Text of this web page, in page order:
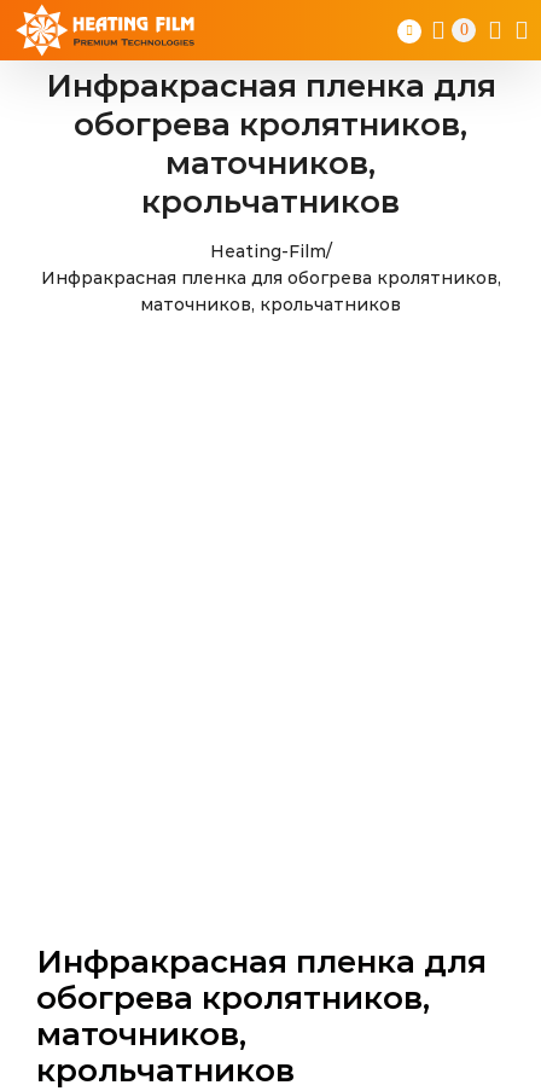
Skip
content
0
Инфракрасная пленка для
обогрева кролятников,
маточников,
крольчатников
Heating-Film/
Инфракрасная пленка для обогрева кролятников,
маточников, крольчатников
Инфракрасная пленка для
обогрева кролятников,
маточников,
крольчатников